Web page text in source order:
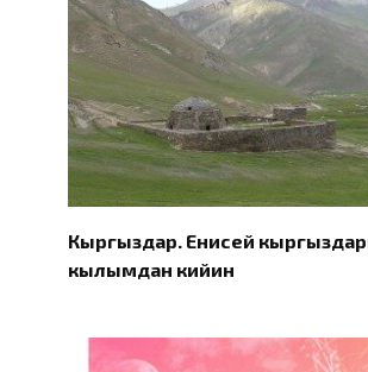
Кыргыздар. Eнисей
кылымдан кийин